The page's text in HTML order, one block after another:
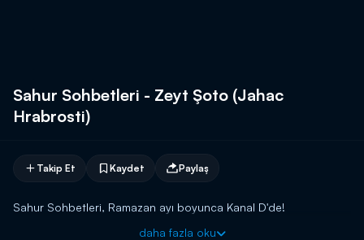
Sahur Sohbetleri - Zeyt Şoto (Jahac
Hrabrosti)
Takip Et Kaydet Paylaş
Sahur Sohbetleri, Ramazan ayı boyunca Kanal D'de!
daha fazla oku